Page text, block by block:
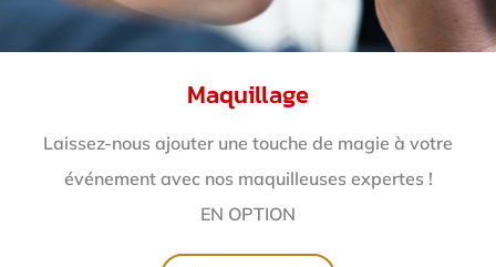
Maquillage
Laissez-nous ajouter une touche de magie à votre
événement avec nos maquilleuses expertes !
EN OPTION